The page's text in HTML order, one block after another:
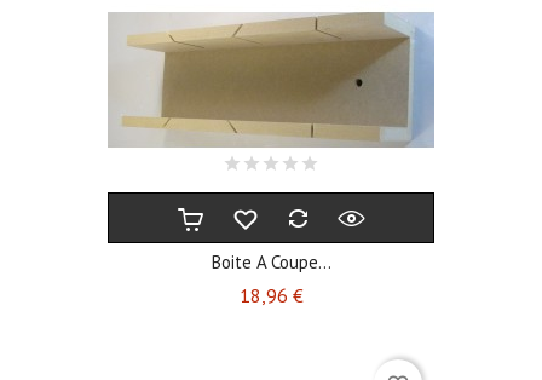
Boite A Coupe...
18,96 €Prix